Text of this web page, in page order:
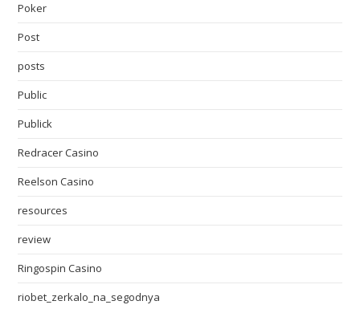
Poker
Post
posts
Public
Publick
Redracer Casino
Reelson Casino
resources
review
Ringospin Casino
riobet_zerkalo_na_segodnya